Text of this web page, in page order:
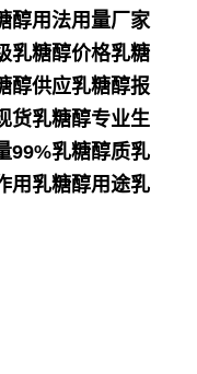
醇用法用量厂家
乳糖醇价格乳糖
醇供应乳糖醇报
货乳糖醇专业生
99%乳糖醇质乳
用乳糖醇用途乳